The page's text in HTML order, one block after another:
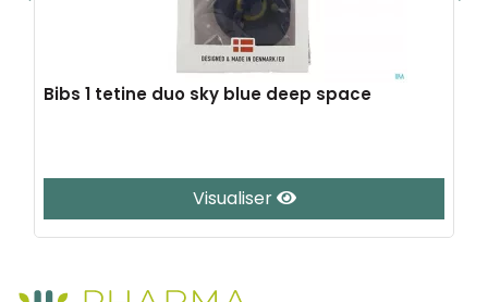
Bibs 1 tetine duo sky blue deep space
Visualiser